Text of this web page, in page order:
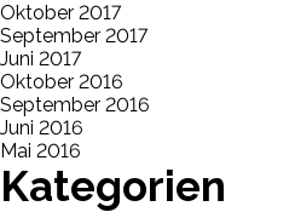
Oktober 2017
September 2017
Juni 2017
Oktober 2016
September 2016
Juni 2016
Mai 2016
Kategorien